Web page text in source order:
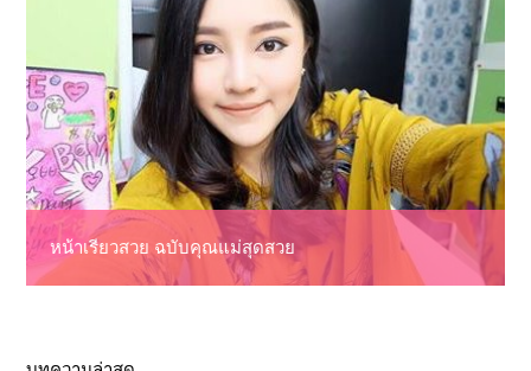
หน้าเรียวสวย ฉบับคุณแม่สุดสวย